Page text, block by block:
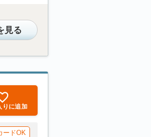
見る
りに追加
ードOK